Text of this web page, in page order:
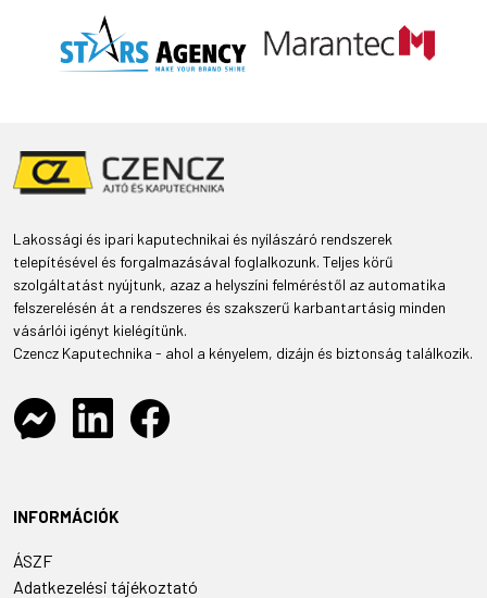
Lakossági és ipari kaputechnikai és nyílászáró rendszerek
telepítésével és forgalmazásával foglalkozunk. Teljes körű
szolgáltatást nyújtunk, azaz a helyszíni felméréstől az automatika
felszerelésén át a rendszeres és szakszerű karbantartásig minden
vásárlói igényt kielégítünk.
Czencz Kaputechnika - ahol a kényelem, dizájn és biztonság találkozik.
INFORMÁCIÓK
ÁSZF
Adatkezelési tájékoztató